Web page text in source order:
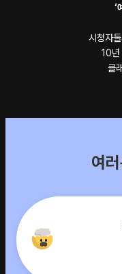
‘
시청자
10년
클
여